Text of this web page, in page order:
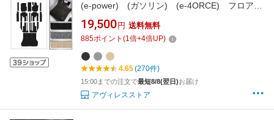
(e‐power) (ガソリン) (e-4ORCE) フロアマ
ット + ステップマット + ラゲッジマット(トラ
ンクマット)【高品質で最安値に挑戦】【在庫品
は当日発送可】
19,500 円 送料無料
885ポイント (1倍+4倍UP)
4.65(270件)
15:00までの注文で最短8/8(翌日)お届け
アヴィレスストア